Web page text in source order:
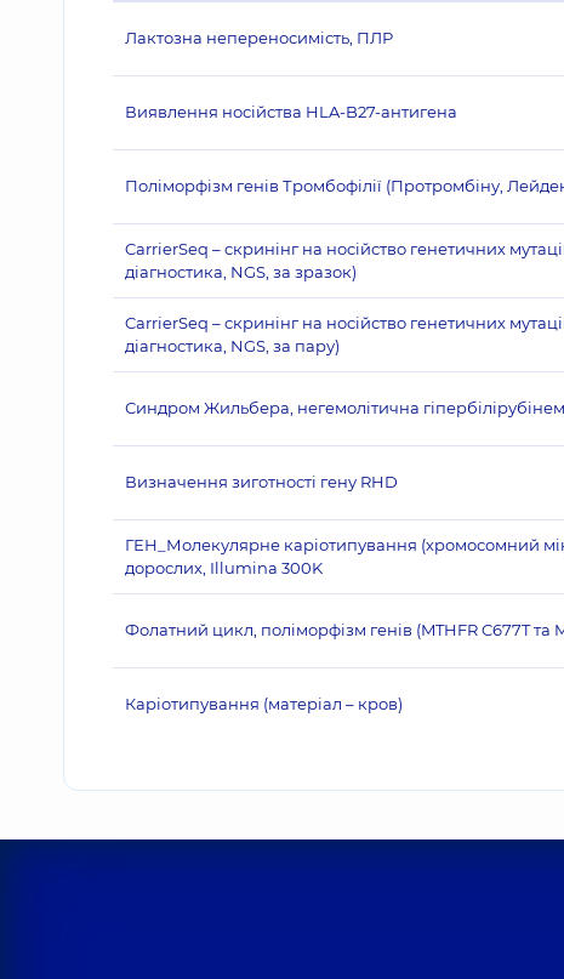
Лактозна непереносимість, ПЛР
Виявлення носійства HLA-B27-антигена
Поліморфізм генів Тромбофілії (Протромбіну,
CarrierSeq – скринінг на носійство генетичних
діагностика, NGS, за зразок)
CarrierSeq – скринінг на носійство генетичних
діагностика, NGS, за пару)
Синдром Жильбера, негемолітична
Визначення зиготності гену RHD
ГЕН_Молекулярне каріотипування (хромосомний
дорослих, Illumina 300K
Фолатний цикл, поліморфізм генів (MTHFR C677T та
Каріотипування (матеріал – кров)